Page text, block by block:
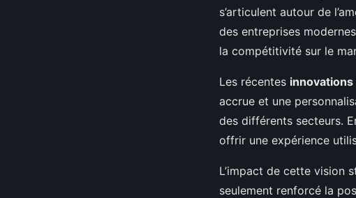
s’articulent autour de
des entreprises
la compétitivité sur le
Les récentes innovations
accrue et une
des différents secteurs.
offrir une expérience
L’impact de cette vision
seulement renforcé la